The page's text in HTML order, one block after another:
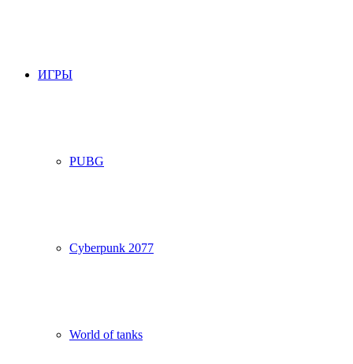
ИГРЫ
PUBG
Cyberpunk 2077
World of tanks